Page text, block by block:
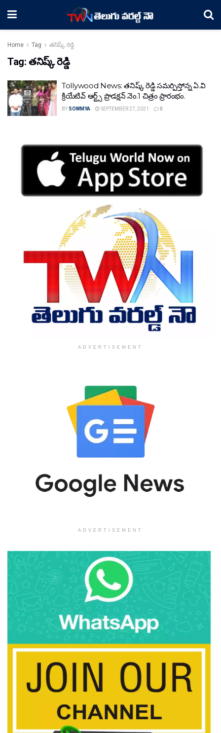
Home Tag తనిష్క్ రెడ్డి
Tag: తనిష్క్ రెడ్డి
Tollywood News: తనిష్క్ రెడ్డి సమర్పిస్తోన్న ఏ.వి
క్రియేటివ్ ఆర్ట్స్ ప్రొడక్షన్ నెం.1 చిత్రం ప్రారంభం.
BY SOWMYA SEPTEMBER 27, 2021 0
ADVERTISEMENT
ADVERTISEMENT